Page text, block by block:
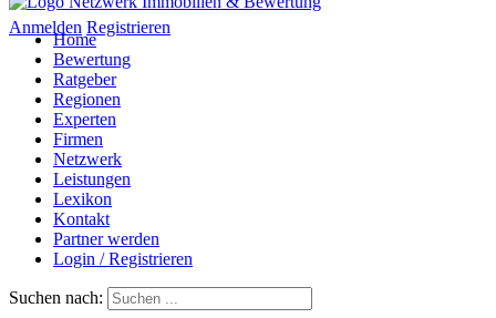
Anmelden Registrieren
Home
Bewertung
Ratgeber
Regionen
Experten
Firmen
Netzwerk
Leistungen
Lexikon
Kontakt
Partner werden
Login / Registrieren
Suchen nach: